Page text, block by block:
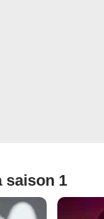
saison 1